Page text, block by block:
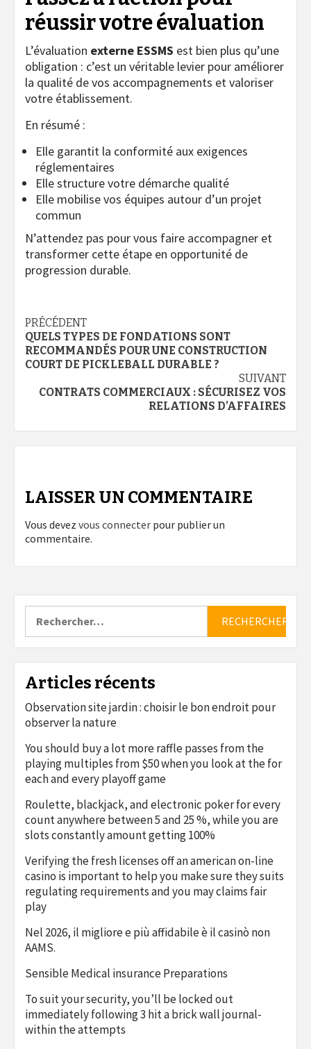
réussir votre évaluation
L’évaluation externe ESSMS est bien plus qu’une
obligation : c’est un véritable levier pour améliorer
la qualité de vos accompagnements et valoriser
votre établissement.
En résumé :
Elle garantit la conformité aux exigences
réglementaires
Elle structure votre démarche qualité
Elle mobilise vos équipes autour d’un projet
commun
N’attendez pas pour vous faire accompagner et
transformer cette étape en opportunité de
progression durable.
Navigation
d’article
PRÉCÉDENT
QUELS TYPES DE FONDATIONS SONT
RECOMMANDÉS POUR UNE CONSTRUCTION
COURT DE PICKLEBALL DURABLE ?
SUIVANT
CONTRATS COMMERCIAUX : SÉCURISEZ VOS
RELATIONS D’AFFAIRES
LAISSER UN COMMENTAIRE
Vous devez vous connecter pour publier un
commentaire.
Articles récents
Observation site jardin : choisir le bon endroit pour
observer la nature
You should buy a lot more raffle passes from the
playing multiples from $50 when you look at the for
each and every playoff game
Roulette, blackjack, and electronic poker for every
count anywhere between 5 and 25 %, while you are
slots constantly amount getting 100%
Verifying the fresh licenses off an american on-line
casino is important to help you make sure they suits
regulating requirements and you may claims fair
play
Nel 2026, il migliore e più affidabile è il casinò non
AAMS.
Sensible Medical insurance Preparations
To suit your security, you’ll be locked out
immediately following 3 hit a brick wall journal-
within the attempts